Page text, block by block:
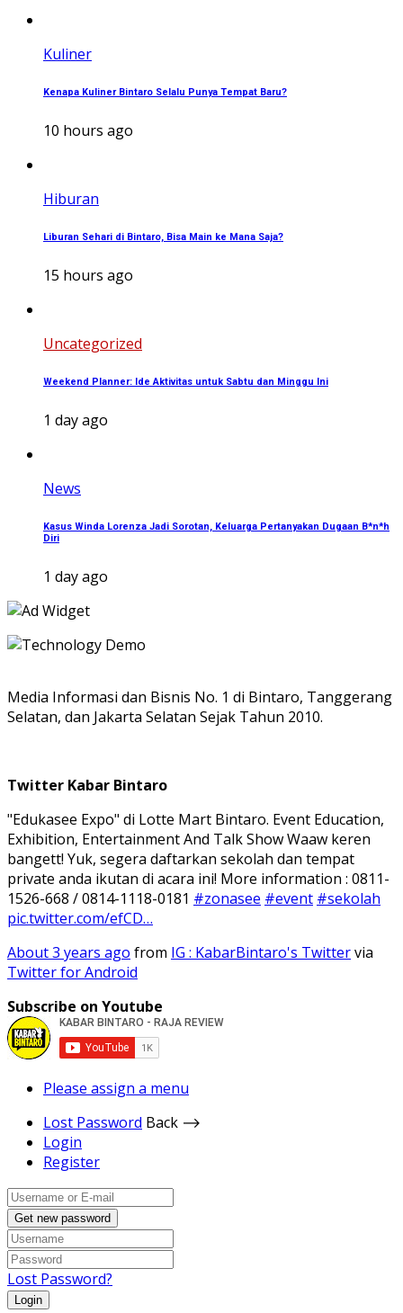
Kuliner
Kenapa Kuliner Bintaro Selalu Punya Tempat Baru?
10 hours ago
Hiburan
Liburan Sehari di Bintaro, Bisa Main ke Mana Saja?
15 hours ago
Uncategorized
Weekend Planner: Ide Aktivitas untuk Sabtu dan Minggu Ini
1 day ago
News
Kasus Winda Lorenza Jadi Sorotan, Keluarga Pertanyakan Dugaan B*n*h
Diri
1 day ago
Media Informasi dan Bisnis No. 1 di Bintaro, Tanggerang
Selatan, dan Jakarta Selatan Sejak Tahun 2010.
Twitter Kabar Bintaro
"Edukasee Expo" di Lotte Mart Bintaro. Event Education,
Exhibition, Entertainment And Talk Show Waaw keren
bangett! Yuk, segera daftarkan sekolah dan tempat
private anda ikutan di acara ini! More information : 0811-
1526-668 / 0814-1118-0181 #zonasee #event #sekolah
pic.twitter.com/efCD…
About 3 years ago from IG : KabarBintaro's Twittervia
Twitter for Android
Subscribe on Youtube
Please assign a menu
Lost Password Back ⟶
Login
Register
Get new password
Lost Password?
Login